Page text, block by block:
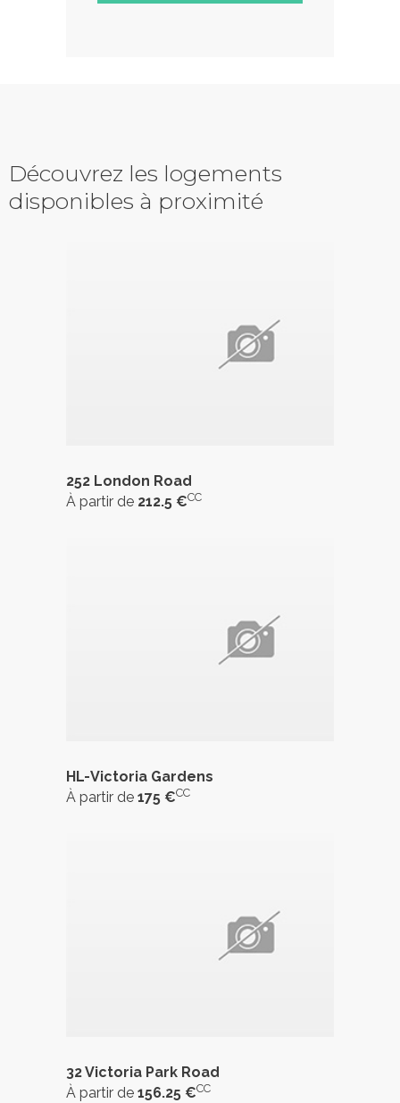
Découvrez les logements
disponibles à proximité
252 London Road
À partir de 212.5 €CC
HL-Victoria Gardens
À partir de 175 €CC
32 Victoria Park Road
À partir de 156.25 €CC